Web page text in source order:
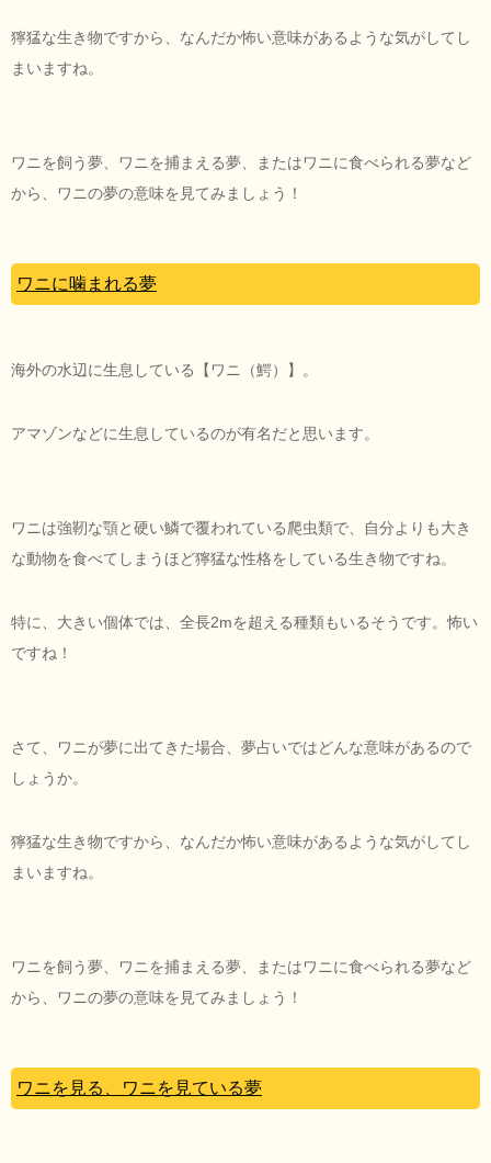
獰猛な生き物ですから、なんだか怖い意味があるような気がしてし
まいますね。
ワニを飼う夢、ワニを捕まえる夢、またはワニに食べられる夢など
から、ワニの夢の意味を見てみましょう！
ワニに噛まれる夢
海外の水辺に生息している【ワニ（鰐）】。
アマゾンなどに生息しているのが有名だと思います。
ワニは強靭な顎と硬い鱗で覆われている爬虫類で、自分よりも大き
な動物を食べてしまうほど獰猛な性格をしている生き物ですね。
特に、大きい個体では、全長2mを超える種類もいるそうです。怖い
ですね！
さて、ワニが夢に出てきた場合、夢占いではどんな意味があるので
しょうか。
獰猛な生き物ですから、なんだか怖い意味があるような気がしてし
まいますね。
ワニを飼う夢、ワニを捕まえる夢、またはワニに食べられる夢など
から、ワニの夢の意味を見てみましょう！
ワニを見る、ワニを見ている夢